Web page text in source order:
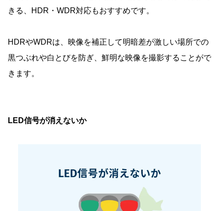
きる、HDR・WDR対応もおすすめです。
HDRやWDRは、映像を補正して明暗差が激しい場所での
黒つぶれや白とびを防ぎ、鮮明な映像を撮影することがで
きます。
LED信号が消えないか